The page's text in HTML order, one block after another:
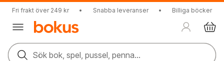
Fri frakt över 249 kr • Snabba leveranser • Billiga böcker
Sök bok, spel, pussel, penna...